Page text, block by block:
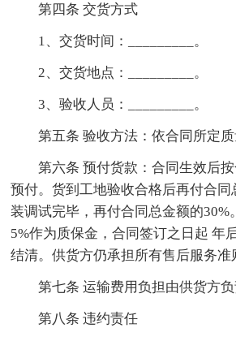
第四条 交货方式
1、交货时间：_________。
2、交货地点：_________。
3、验收人员：_________。
第五条 验收方法：依合同所定质
第六条 预付货款：合同生效后
预付。货到工地验收合格后再付合同
装调试完毕，再付合同总金额的30%
5%作为质保金，合同签订之日起 年
结清。供货方仍承担所有售后服务准
第七条 运输费用负担由供货方负
第八条 违约责任